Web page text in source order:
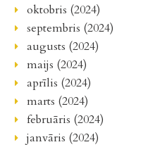
oktobris (2024)
septembris (2024)
augusts (2024)
maijs (2024)
aprīlis (2024)
marts (2024)
februāris (2024)
janvāris (2024)